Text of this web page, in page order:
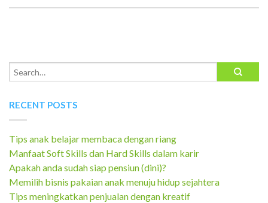
RECENT POSTS
Tips anak belajar membaca dengan riang
Manfaat Soft Skills dan Hard Skills dalam karir
Apakah anda sudah siap pensiun (dini)?
Memilih bisnis pakaian anak menuju hidup sejahtera
Tips meningkatkan penjualan dengan kreatif